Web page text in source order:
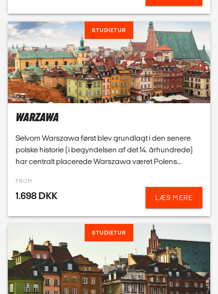
WARZAWA
Selvom Warszawa først blev grundlagt i den senere
polske historie (i begyndelsen af det 14. århundrede)
har centralt placerede Warszawa været Polens
hovedstad siden 1611, dog med få afbrydelser.
FROM
1.698 DKK
POLEN
Besøg den smukke gamle hovedstad Krakow eller
spændende Warzawa og lad os sammensætte et
spændende studieprogram med både sociale og